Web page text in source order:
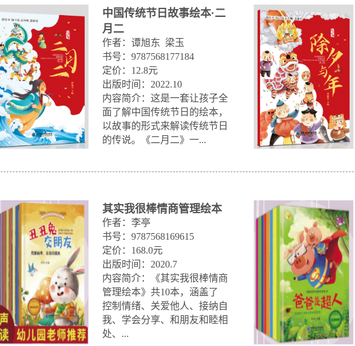
中国传统节日故事绘本·二
月二
作者：谭旭东  梁玉
书号：9787568177184
定价：12.8元
出版时间：2022.10
内容简介：这是一套让孩子全
面了解中国传统节日的绘本，
以故事的形式来解读传统节日
的传说。《二月二》一...
其实我很棒情商管理绘本
作者：李亭
书号：9787568169615
定价：168.0元
出版时间：2020.7
内容简介：《其实我很棒情商
管理绘本》共10本，涵盖了
控制情绪、关爱他人、接纳自
我、学会分享、和朋友和睦相
处、...